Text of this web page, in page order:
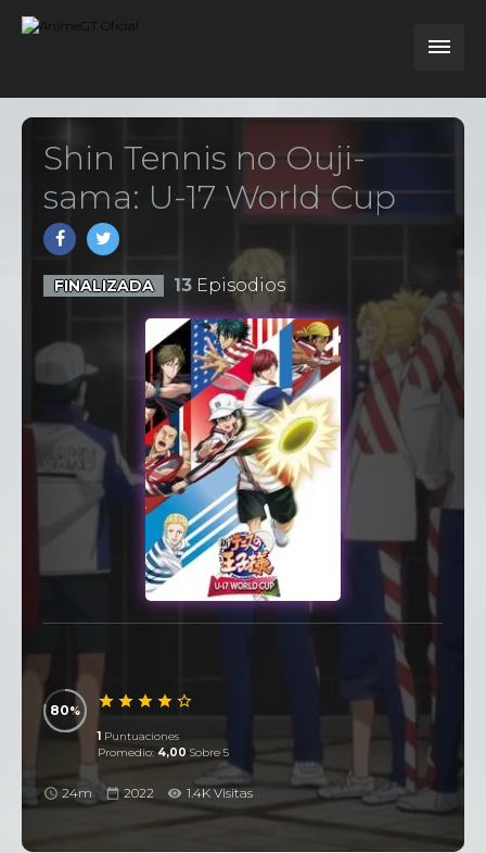
Shin Tennis no Ouji-
sama: U-17 World Cup
FINALIZADA 13Episodios
80
1 Puntuaciones
Promedio: 4,00 Sobre 5
24m 2022 1.4K Visitas